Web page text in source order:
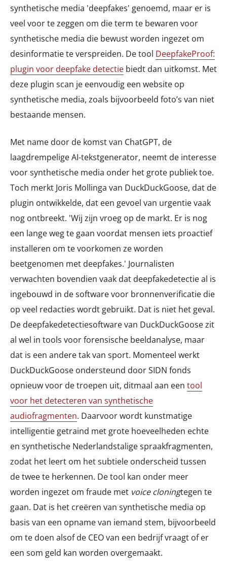
synthetische media 'deepfakes' genoemd, maar er is
veel voor te zeggen om die term te bewaren voor
synthetische media die bewust worden ingezet om
desinformatie te verspreiden. De tool DeepfakeProof:
plugin voor deepfake detectie biedt dan uitkomst. Met
deze plugin scan je eenvoudig een website op
synthetische media, zoals bijvoorbeeld foto’s van niet
bestaande mensen.
Met name door de komst van ChatGPT, de
laagdrempelige AI-tekstgenerator, neemt de interesse
voor synthetische media onder het grote publiek toe.
Toch merkt Joris Mollinga van DuckDuckGoose, dat de
plugin ontwikkelde, dat een gevoel van urgentie vaak
nog ontbreekt. 'Wij zijn vroeg op de markt. Er is nog
een lange weg te gaan voordat mensen iets proactief
installeren om te voorkomen ze worden
beetgenomen met deepfakes.' Journalisten
verwachten bovendien vaak dat deepfakedetectie al is
ingebouwd in de software voor bronnenverificatie die
op veel redacties wordt gebruikt. Dat is niet het geval.
De deepfakedetectiesoftware van DuckDuckGoose zit
al wel in tools voor forensische beeldanalyse, maar
dat is een andere tak van sport. Momenteel werkt
DuckDuckGoose ondersteund door SIDN fonds
opnieuw voor de troepen uit, ditmaal aan een tool
voor het detecteren van synthetische
audiofragmenten. Daarvoor wordt kunstmatige
intelligentie getraind met grote hoeveelheden echte
en synthetische Nederlandstalige spraakfragmenten,
zodat het leert om het subtiele onderscheid tussen
de twee te herkennen. De tool kan onder meer
worden ingezet om fraude met voice cloningtegen te
gaan. Dat is het creëren van synthetische media op
basis van een opname van iemand stem, bijvoorbeeld
om te doen alsof de CEO van een bedrijf vraagt of er
een som geld kan worden overgemaakt.